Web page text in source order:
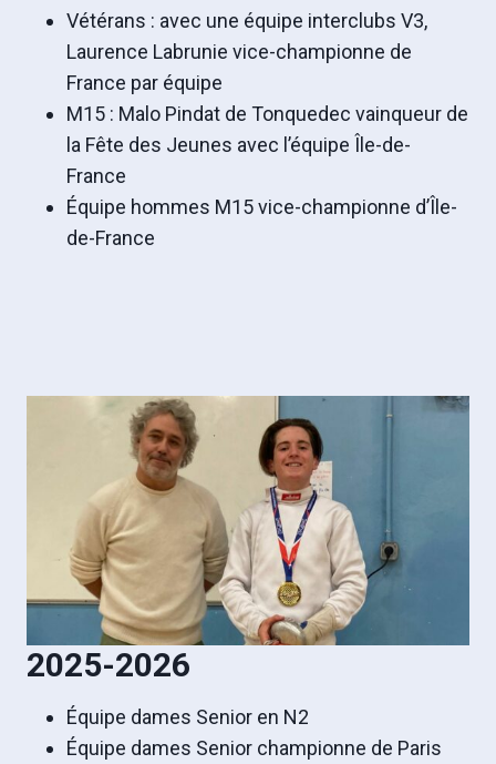
Vétérans : avec une équipe interclubs V3,
Laurence Labrunie vice-championne de
France par équipe
M15 : Malo Pindat de Tonquedec vainqueur de
la Fête des Jeunes avec l’équipe Île-de-
France
Équipe hommes M15 vice-championne d’Île-
de-France
2025-2026
Équipe dames Senior en N2
Équipe dames Senior championne de Paris